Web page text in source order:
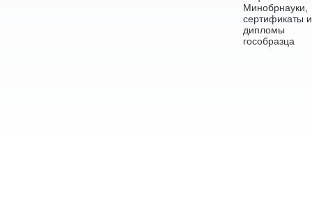
Минобрнауки,
сертификаты и
дипломы
гособразца